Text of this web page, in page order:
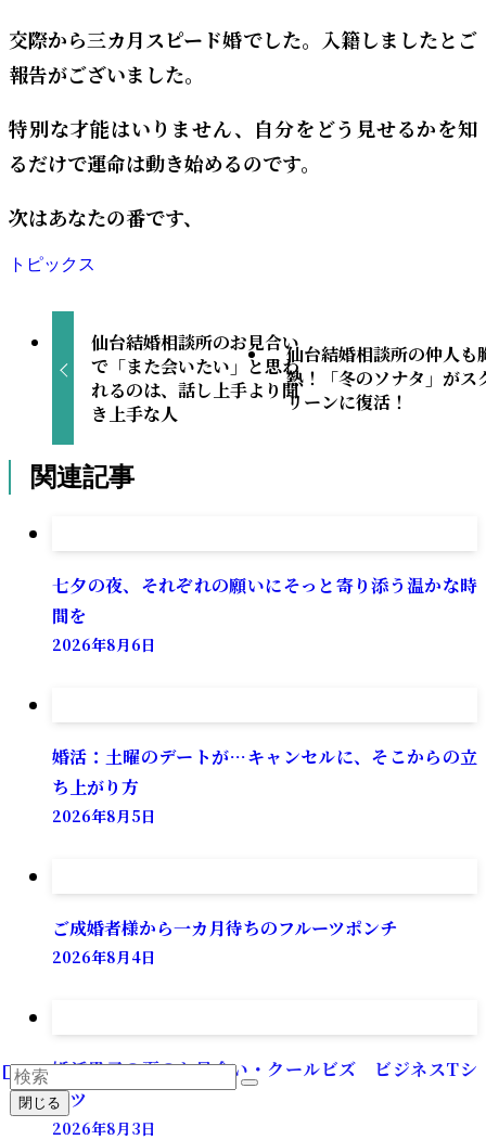
交際から三カ月スピード婚でした。入籍しましたとご
報告がございました。
特別な才能はいりません、自分をどう見せるかを知
るだけで運命は動き始めるのです。
次はあなたの番です、
トピックス
仙台結婚相談所のお見合い
で「また会いたい」と思わ
れるのは、話し上手より聞
き上手な人
仙台結婚相談所の仲人も
熱！「冬のソナタ」がス
リーンに復活！
関連記事
七夕の夜、それぞれの願いにそっと寄り添う温かな時
間を
2026年8月6日
婚活：土曜のデートが…キャンセルに、そこからの立
ち上がり方
2026年8月5日
ご成婚者様から一カ月待ちのフルーツポンチ
2026年8月4日
婚活男子の夏のお見合い・クールビズ ビジネスTシ
ャツ
2026年8月3日
閉じる